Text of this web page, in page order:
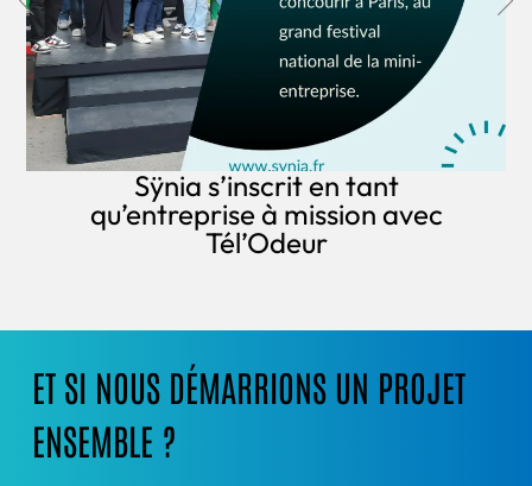
Sÿnia s’inscrit en tant
qu’entreprise à mission avec
Tél’Odeur
ET SI NOUS DÉMARRIONS UN PROJET
ENSEMBLE ?